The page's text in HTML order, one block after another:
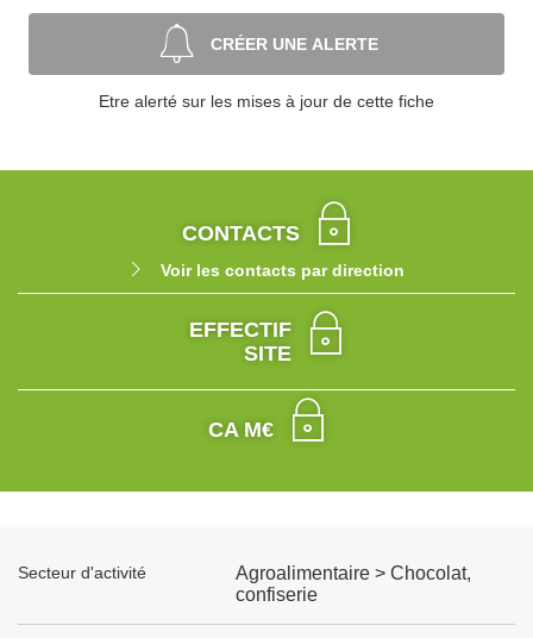
CRÉER UNE ALERTE
Etre alerté sur les mises à jour de cette fiche
CONTACTS
Voir les contacts par direction
EFFECTIF
SITE
CA M€
Secteur d'activité
Agroalimentaire > Chocolat,
confiserie